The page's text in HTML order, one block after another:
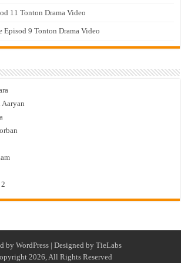
11 Tonton Drama Video
9 Tonton Drama Video
Aaryan
by WordPress | Designed by TieLabs
2026, All Rights Reserved